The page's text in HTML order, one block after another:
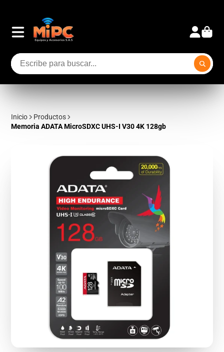
Inicio
Productos
Memoria ADATA MicroSDXC UHS-I V30 4K 128gb